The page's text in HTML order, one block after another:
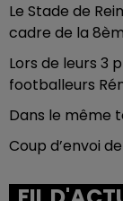
Le Stade de
cadre de la
Lors de leurs 3
footballeurs
Dans le même
Coup d’envoi